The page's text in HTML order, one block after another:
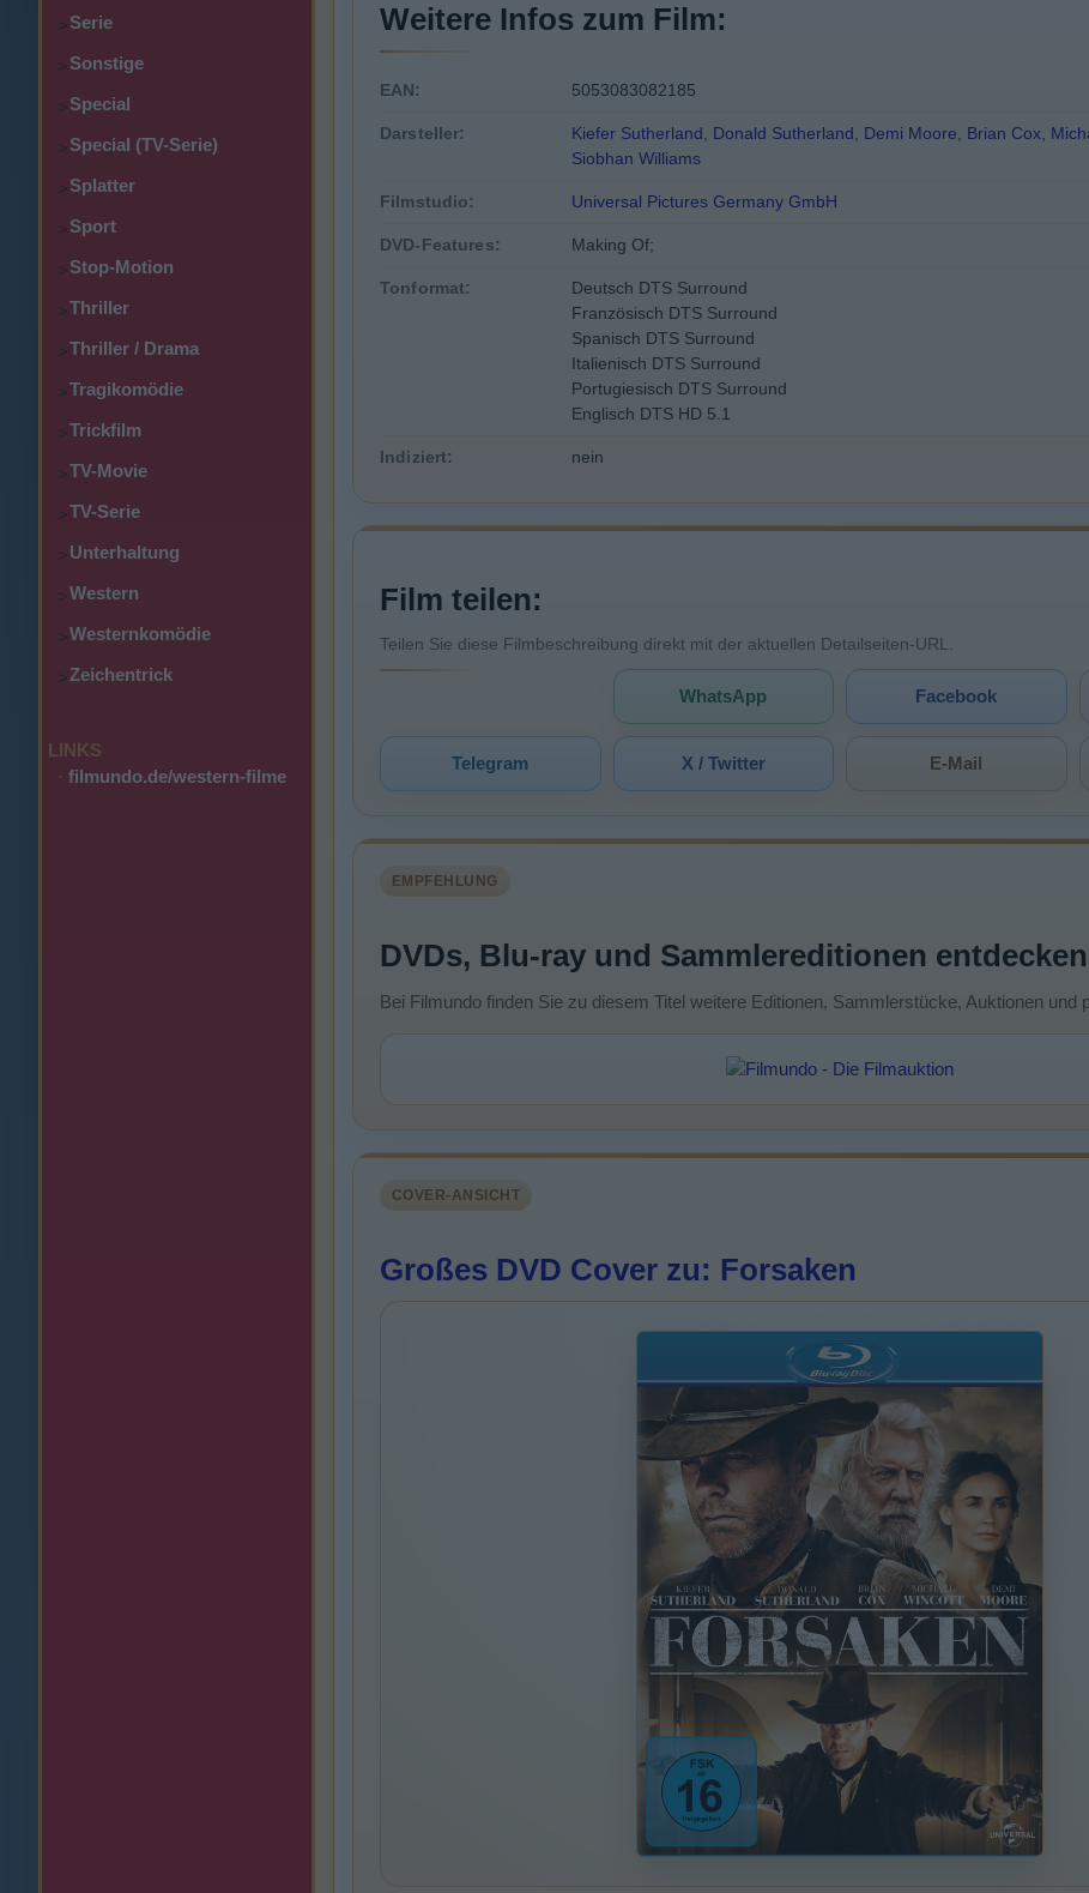
>Serie
>Sonstige
>Special
>Special (TV-Serie)
>Splatter
>Sport
>Stop-Motion
>Thriller
>Thriller / Drama
>Tragikomödie
>Trickfilm
>TV-Movie
>TV-Serie
>Unterhaltung
>Western
>Westernkomödie
>Zeichentrick
LINKS
· filmundo.de/western-filme
Weitere Infos zum Film:
EAN: 5053083082185
Darsteller: Kiefer Sutherland Donald Sutherland Demi Moore Brian Cox
Siobhan Williams
Filmstudio: Universal Pictures Germany GmbH
DVD-Features: Making Of;
Tonformat:
Deutsch DTS Surround
Französisch DTS Surround
Spanisch DTS Surround
Italienisch DTS Surround
Portugiesisch DTS Surround
Englisch DTS HD 5.1
Indiziert: nein
Film teilen:
Teilen Sie diese Filmbeschreibung direkt mit der aktuellen Detailseiten-URL.
WhatsApp Facebook
Telegram X / Twitter E-Mail
EMPFEHLUNG
DVDs, Blu-ray und Sammlereditionen entdecken
Bei Filmundo finden Sie zu diesem Titel weitere Editionen, Sammlerstücke, Auktionen und
COVER-ANSICHT
Großes DVD Cover zu: Forsaken